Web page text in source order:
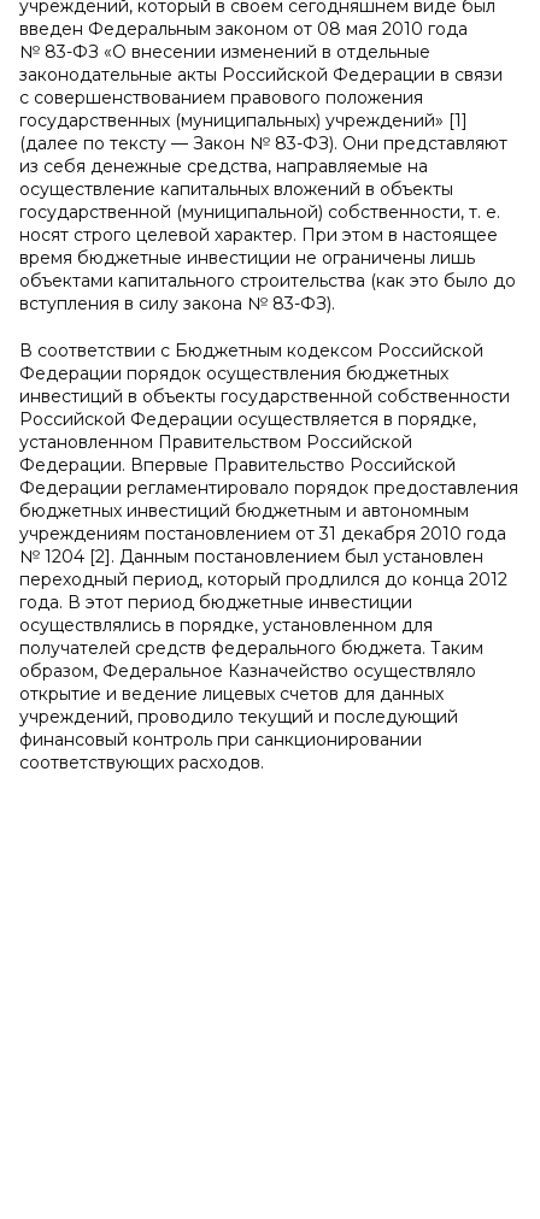
учреждений, который в своём сегодняшнем виде был
введен Федеральным законом от 08 мая 2010 года
№ 83-ФЗ «О внесении изменений в отдельные
законодательные акты Российской Федерации в связи
с совершенствованием правового положения
государственных (муниципальных) учреждений» [1]
(далее по тексту — Закон № 83-ФЗ). Они представляют
из себя денежные средства, направляемые на
осуществление капитальных вложений в объекты
государственной (муниципальной) собственности, т. е.
носят строго целевой характер. При этом в настоящее
время бюджетные инвестиции не ограничены лишь
объектами капитального строительства (как это было до
вступления в силу закона № 83-ФЗ).
В соответствии с Бюджетным кодексом Российской
Федерации порядок осуществления бюджетных
инвестиций в объекты государственной собственности
Российской Федерации осуществляется в порядке,
установленном Правительством Российской
Федерации. Впервые Правительство Российской
Федерации регламентировало порядок предоставления
бюджетных инвестиций бюджетным и автономным
учреждениям постановлением от 31 декабря 2010 года
№ 1204 [2]. Данным постановлением был установлен
переходный период, который продлился до конца 2012
года. В этот период бюджетные инвестиции
осуществлялись в порядке, установленном для
получателей средств федерального бюджета. Таким
образом, Федеральное Казначейство осуществляло
открытие и ведение лицевых счетов для данных
учреждений, проводило текущий и последующий
финансовый контроль при санкционировании
соответствующих расходов.